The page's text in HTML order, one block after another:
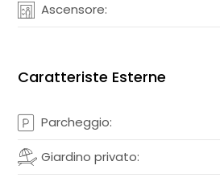
Ascensore:
Caratteriste Esterne
Parcheggio:
Giardino privato: